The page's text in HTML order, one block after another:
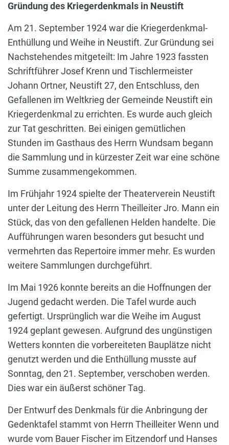
Gründung des Kriegerdenkmals in Neustift
Am 21. September 1924 war die Kriegerdenkmal-
Enthüllung und Weihe in Neustift. Zur Gründung sei
Nachstehendes mitgeteilt: Im Jahre 1923 fassten
Schriftführer Josef Krenn und Tischlermeister
Johann Ortner, Neustift 27, den Entschluss, den
Gefallenen im Weltkrieg der Gemeinde Neustift ein
Kriegerdenkmal zu errichten. Es wurde auch gleich
zur Tat geschritten. Bei einigen gemütlichen
Stunden im Gasthaus des Herrn Wundsam begann
die Sammlung und in kürzester Zeit war eine schöne
Summe zusammengekommen.
Im Frühjahr 1924 spielte der Theaterverein Neustift
unter der Leitung des Herrn Theilleiter Jro. Mann ein
Stück, das von den gefallenen Helden handelte. Die
Aufführungen waren besonders gut besucht und
vermehrten das Repertoire immer mehr. Es wurden
weitere Sammlungen durchgeführt.
Im Mai 1926 konnte bereits an die Hoffnungen der
Jugend gedacht werden. Die Tafel wurde auch
gefertigt. Ursprünglich war die Weihe im August
1924 geplant gewesen. Aufgrund des ungünstigen
Wetters konnten die vorbereiteten Bauplätze nicht
genutzt werden und die Enthüllung musste auf
Sonntag, den 21. September, verschoben werden.
Dies war ein äußerst schöner Tag.
Der Entwurf des Denkmals für die Anbringung der
Gedenktafel stammt von Herrn Theilleiter Wenn und
wurde vom Bauer Fischer im Eitzendorf und Hanses